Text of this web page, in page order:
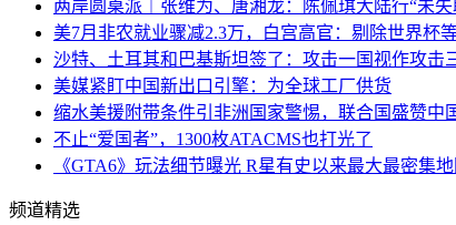
两岸圆桌派｜张维为、唐湘龙：陈佩琪大陆行“未
美7月非农就业骤减2.3万，白宫高官：剔除世界杯
沙特、土耳其和巴基斯坦签了：攻击一国视作攻击
美媒紧盯中国新出口引擎：为全球工厂供货
缩水美援附带条件引非洲国家警惕，联合国盛赞中
不止“爱国者”，1300枚ATACMS也打光了
《GTA6》玩法细节曝光 R星有史以来最大最密集地
频道精选